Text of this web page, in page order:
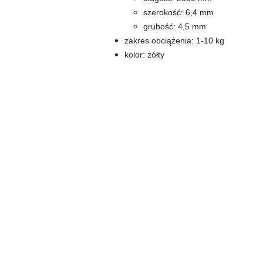
szerokość: 6,4 mm
grubość: 4,5 mm
zakres obciążenia: 1-10 kg
kolor: żółty